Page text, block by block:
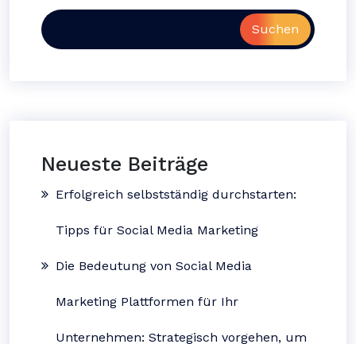
Suchen
Neueste Beiträge
Erfolgreich selbstständig durchstarten:
Tipps für Social Media Marketing
Die Bedeutung von Social Media
Marketing Plattformen für Ihr
Unternehmen: Strategisch vorgehen, um